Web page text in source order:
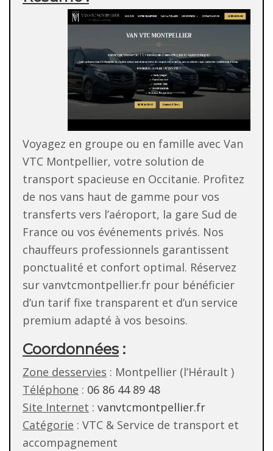
Voyagez en groupe ou en famille avec Van
VTC Montpellier, votre solution de
transport spacieuse en Occitanie. Profitez
de nos vans haut de gamme pour vos
transferts vers l’aéroport, la gare Sud de
France ou vos événements privés. Nos
chauffeurs professionnels garantissent
ponctualité et confort optimal. Réservez
sur vanvtcmontpellier.fr pour bénéficier
d’un tarif fixe transparent et d’un service
premium adapté à vos besoins.
Coordonnées :
Zone desservies : Montpellier (l’Hérault )
Téléphone : 06 86 44 89 48
Site Internet : vanvtcmontpellier.fr
Catégorie : VTC & Service de transport et
accompagnement